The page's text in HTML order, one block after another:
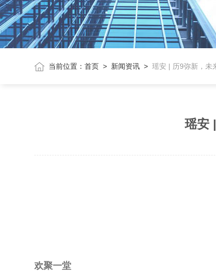
当前位置：首页 > 新闻资讯 >瑶安 | 历9弥新，未
瑶安
欢聚一堂